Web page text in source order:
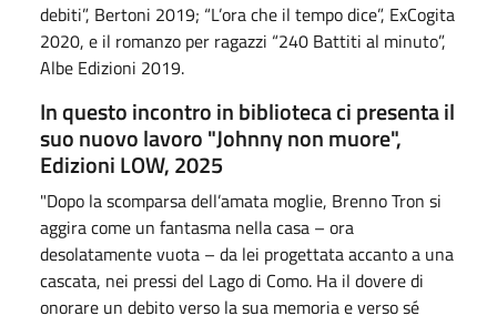
debiti”, Bertoni 2019; “L’ora che il tempo dice”, ExCogita
2020, e il romanzo per ragazzi “240 Battiti al minuto”,
Albe Edizioni 2019.
In questo incontro in biblioteca ci presenta il
suo nuovo lavoro "Johnny non muore",
Edizioni LOW, 2025
"Dopo la scomparsa dell’amata moglie, Brenno Tron si
aggira come un fantasma nella casa – ora
desolatamente vuota – da lei progettata accanto a una
cascata, nei pressi del Lago di Como. Ha il dovere di
onorare un debito verso la sua memoria e verso sé